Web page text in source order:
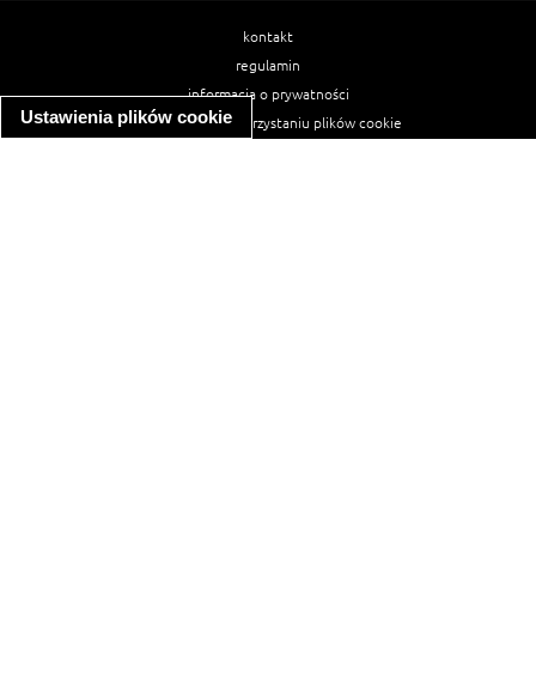
Ustawienia plików cookie
kontakt
regulamin
informacja o prywatności
informacja o wykorzystaniu plików cookie